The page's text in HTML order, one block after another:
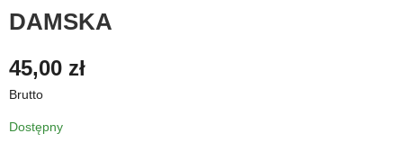
DAMSKA
45,00 zł
Brutto
Dostępny